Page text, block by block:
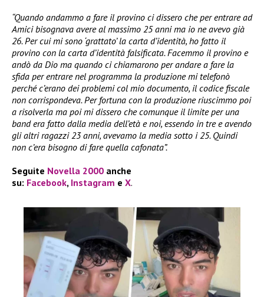
“Quando andammo a fare il provino ci dissero che per entrare ad
Amici bisognava avere al massimo 25 anni ma io ne avevo già
26. Per cui mi sono ‘grattato’ la carta d’identità, ho fatto il
provino con la carta d’identità falsificata. Facemmo il provino e
andò da Dio ma quando ci chiamarono per andare a fare la
sfida per entrare nel programma la produzione mi telefonò
perché c’erano dei problemi col mio documento, il codice fiscale
non corrispondeva. Per fortuna con la produzione riuscimmo poi
a risolverla ma poi mi dissero che comunque il limite per una
band era fatto dalla media dell’età e noi, essendo in tre e avendo
gli altri ragazzi 23 anni, avevamo la media sotto i 25. Quindi
non c’era bisogno di fare quella cafonata”.
Seguite Novella 2000 anche
su: Facebook, Instagram e X.